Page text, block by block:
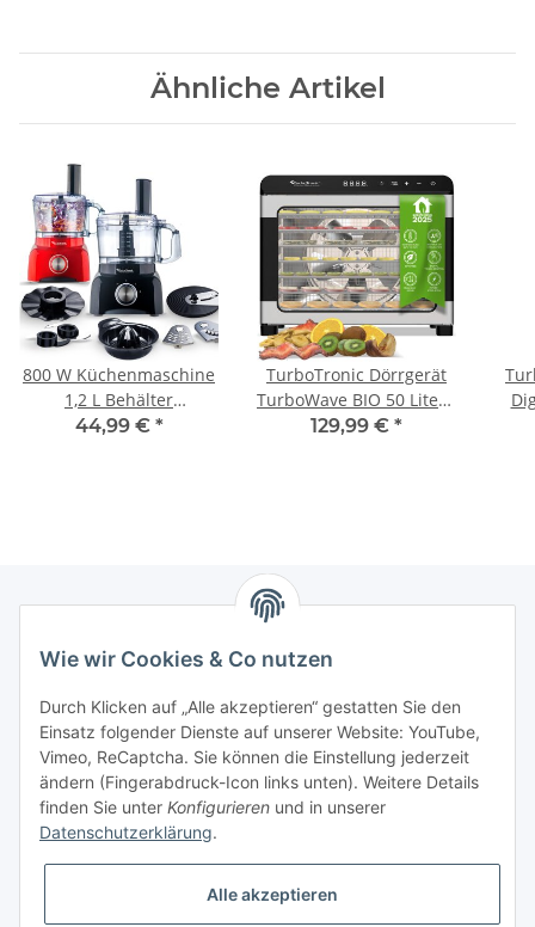
Ähnliche Artikel
800 W Küchenmaschine
1,2 L Behälter
Zerkleinerer
44,99 € *
TurboTronic Dörrgerät
TurboWave BIO 50 Liter -
35°C bis 75°C - komplett
129,99 € *
Newsletter Abonnieren
Bitte senden Sie mir entsprechend Ihrer
Datenschutzerklärungregelmäßig und jederzeit widerruflich
Informationen zu Ihrem Produktsortiment per E-Mail zu.
Abonnieren
Wie wir Cookies & Co nutzen
Durch Klicken auf „Alle akzeptieren“ gestatten Sie den
Einsatz folgender Dienste auf unserer Website: YouTube,
Vimeo, ReCaptcha. Sie können die Einstellung jederzeit
ändern (Fingerabdruck-Icon links unten). Weitere Details
finden Sie unter Konfigurieren und in unserer
Datenschutzerklärung.
Alle akzeptieren